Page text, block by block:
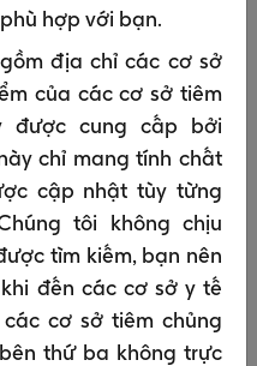
chống tham nhũng và
tôi một cách cụ thể
phải xin sự cho
gọi đây là “sự chấp
lại sự chấp thuận của
tôi thường sẽ cần
trong các trường hợp
bị của bạn để tìm
dụng trang web của
hợp với bạn.
địa chỉ các cơ sở
của các cơ sở tiêm
được cung cấp bởi
chỉ mang tính chất
cập nhật tùy từng
tôi không chịu
tìm kiếm, bạn nên
đến các cơ sở y tế
cơ sở tiêm chủng
thứ ba không trực